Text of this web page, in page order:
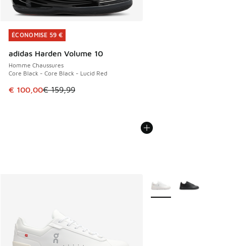
ÉCONOMISE 59 €
adidas Harden Volume 10
Homme Chaussures
Core Black - Core Black - Lucid Red
Cet article est en promotion. Prix en baisse de € 159,99 à
€ 100,00€ 159,99
ÉCONOMISE 59 €
Plus de couleurs